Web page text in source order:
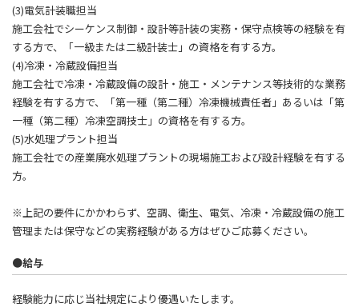
(3)電気計装職担当
施工会社でシーケンス制御・設計等計装の実務・保守点検等の経験を有
する方で、「一級または二級計装士」の資格を有する方。
(4)冷凍・冷蔵設備担当
施工会社で冷凍・冷蔵設備の設計・施工・メンテナンス等技術的な業務
経験を有する方で、「第一種（第二種）冷凍機械責任者」あるいは「第
一種（第二種）冷凍空調技士」の資格を有する方。
(5)水処理プラント担当
施工会社での産業廃水処理プラントの現場施工および設計経験を有する
方。
※上記の要件にかかわらず、空調、衛生、電気、冷凍・冷蔵設備の施工
管理または保守などの実務経験がある方はぜひご応募ください。
●給与
経験能力に応じ当社規定により優遇いたします。